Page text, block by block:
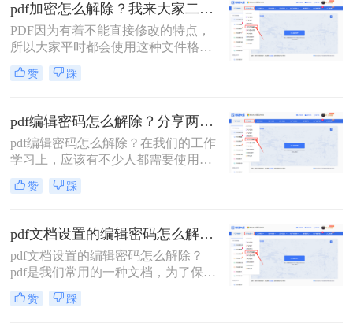
pdf加密怎么解除？我来大家二个方法！
PDF因为有着不能直接修改的特点，
所以大家平时都会使用这种文件格式
来存储重要的文件，不过虽然它不能
直接修改，但是别人还是可以随意查
自己的PDF文件应该怎么办呢？其实
很简单，只要对文件进行加密就行
了，那大家知道pdf加密怎么解除吗？
如果不知道就接着看下去吧，我来教
大家二个方法。
赞 踩
pdf编辑密码怎么解除？分享两种解除密码的方法！
pdf编辑密码怎么解除？在我们的工作
学习上，应该有不少人都需要使用到
PDF文件格式，毕竟这个格式它兼容
性较广，且不易编辑，能较好的保存
被人随意查看，都会选择给文档加
密，今天就来教大家二种方法，轻松
给PDF文档加密。
赞 踩
pdf文档设置的编辑密码怎么解除？分享几个解密方法！
pdf文档设置的编辑密码怎么解除？
pdf是我们常用的一种文档，为了保护
pdf文档的信息安全，很多人会将pdf
文档进行加密。但是如果你需要对pdf
赞 踩